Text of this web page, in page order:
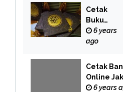
Cetak
Buku
Yasin
Online
6 years
ago
Cetak
Online
6 years